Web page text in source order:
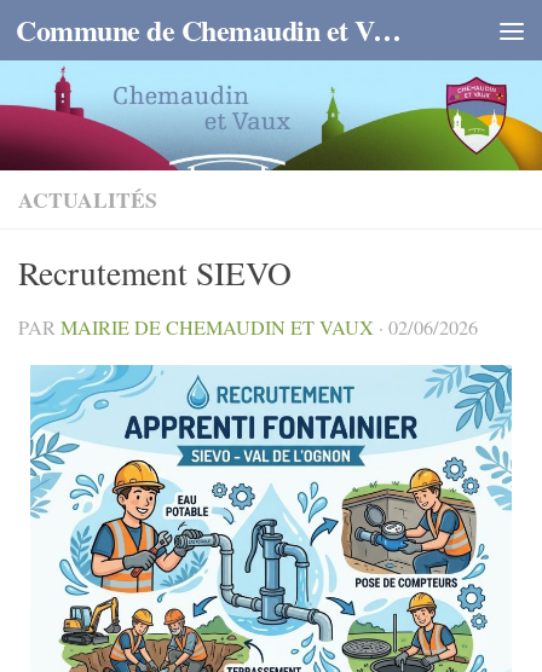
Skip to content Commune de Chemaudin et Vaux
ACTUALITÉS
Recrutement SIEVO
PAR MAIRIE DE CHEMAUDIN ET VAUX · 02/06/2026